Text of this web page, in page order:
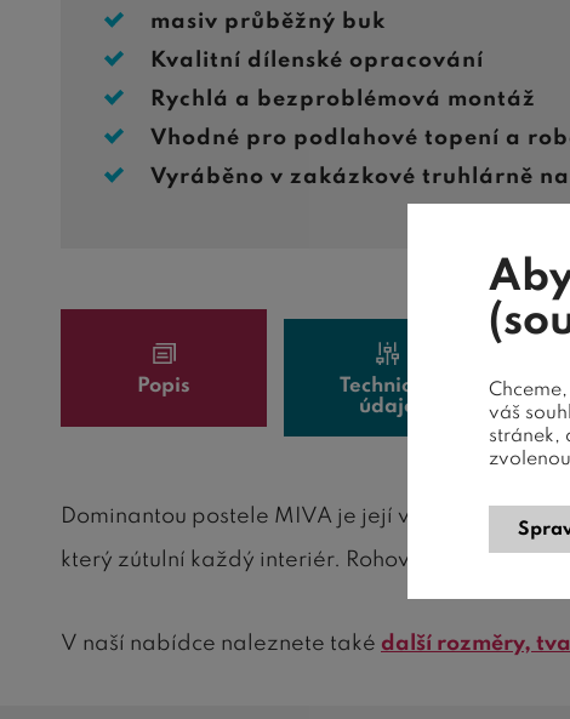
masiv průběžný buk
Kvalitní dílenské opracování
Rychlá a bezproblémová montáž
Vhodné pro podlahové topení a
Vyráběno v zakázkové truhlárně na
Popis
Technické
údaje
Dominantou postele MIVA je její vysoké rohové
který zútulní každý interiér. Rohové provedení
V naší nabídce naleznete také další rozměry,
váš
stránek,